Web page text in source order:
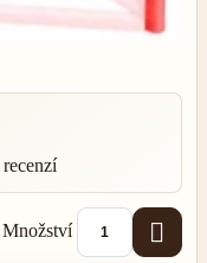
recenzí
Množství 